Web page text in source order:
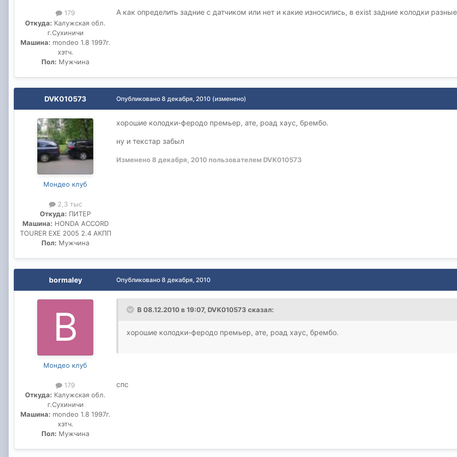
179
Откуда: Калужская обл.
г.Сухиничи
Машина: mondeo 1.8 1997г.
хэтч.
Пол: Мужчина
А как определить задние с датчиком или нет и какие износились, в exist задние колодки
DVK010573
Мондео клуб
2,3 тыс
Откуда: ПИТЕР
Машина: HONDA ACCORD
TOURER EXE 2005 2.4 АКПП
Пол: Мужчина
Опубликовано 8 декабря, 2010 (изменено)
хорошие колодки-феродо премьер, ате, роад хаус, брембо.
ну и текстар забыл
Изменено8 декабря, 2010 пользователем DVK010573
bormaley
Мондео клуб
179
Откуда: Калужская обл.
г.Сухиничи
Машина: mondeo 1.8 1997г.
хэтч.
Пол: Мужчина
Опубликовано 8 декабря, 2010
В 08.12.2010 в 19:07, DVK010573 сказал:
хорошие колодки-феродо премьер, ате, роад хаус, брембо.
спс